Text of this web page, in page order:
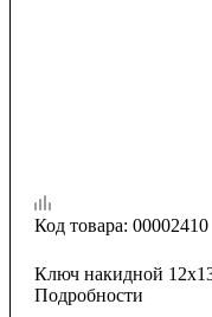
Код товара: 00002410
Ключ накидной
Подробности